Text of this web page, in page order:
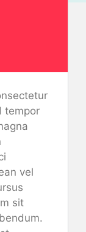
tempor
vel
sit